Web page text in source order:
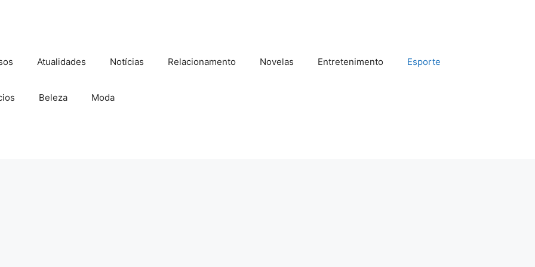
Atualidades Notícias Relacionamento Novelas Entretenimento Esporte
Beleza Moda